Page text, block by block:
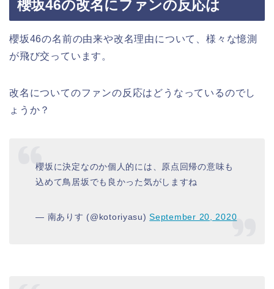
櫻坂46の改名にファンの反応は
櫻坂46の名前の由来や改名理由について、様々な憶測
が飛び交っています。
改名についてのファンの反応はどうなっているのでし
ょうか？
櫻坂に決定なのか個人的には、原点回帰の意味も
込めて鳥居坂でも良かった気がしますね
— 南ありす (@kotoriyasu)September 20, 2020